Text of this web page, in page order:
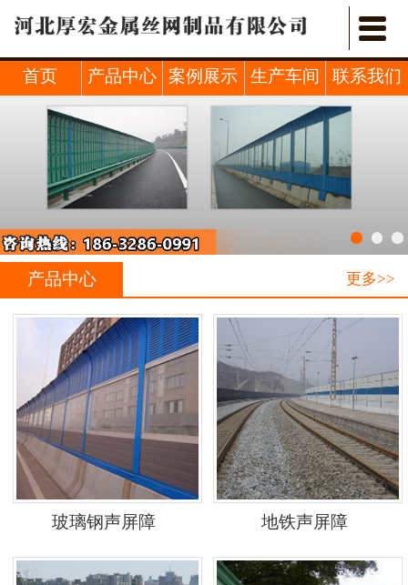

关于我们
产品中心
新闻中心
行业新闻
案例展示
车间展示
联系我们

首页 产品中心 案例展示 生产车间 联系我们
更多>>
产品中心
玻璃钢声屏障 地铁声屏障